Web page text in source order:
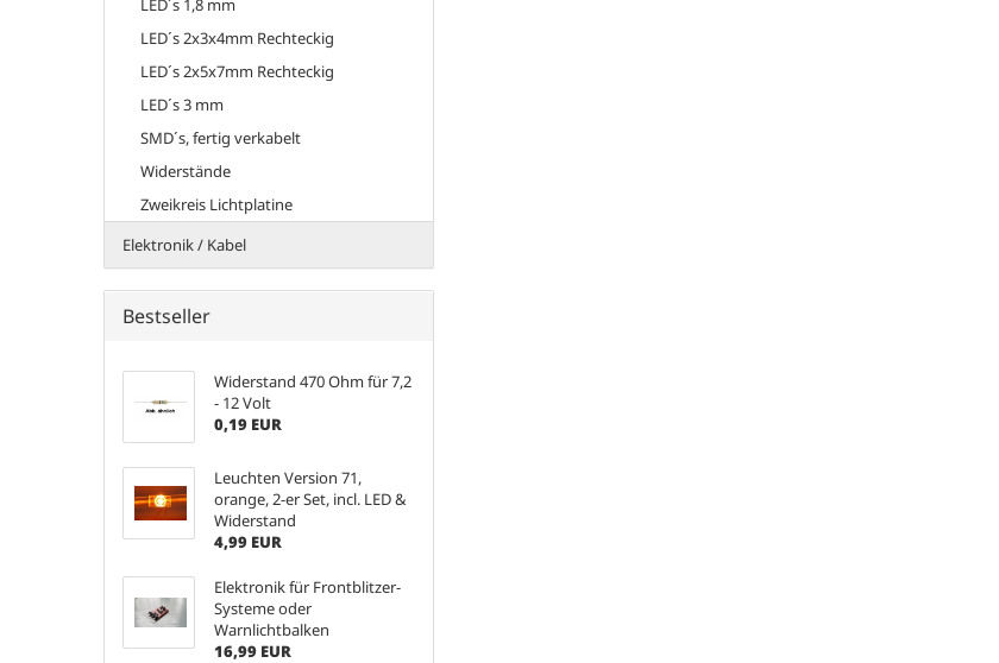
LED´s 1,8 mm
LED´s 2x3x4mm Rechteckig
LED´s 2x5x7mm Rechteckig
LED´s 3 mm
SMD´s, fertig verkabelt
Widerstände
Zweikreis Lichtplatine
Elektronik / Kabel
Bestseller
Widerstand 470 Ohm für 7,2
- 12 Volt
0,19 EUR
Leuchten Version 71,
orange, 2-er Set, incl. LED &
Widerstand
4,99 EUR
Elektronik für Frontblitzer-
Systeme oder
Warnlichtbalken
16,99 EUR